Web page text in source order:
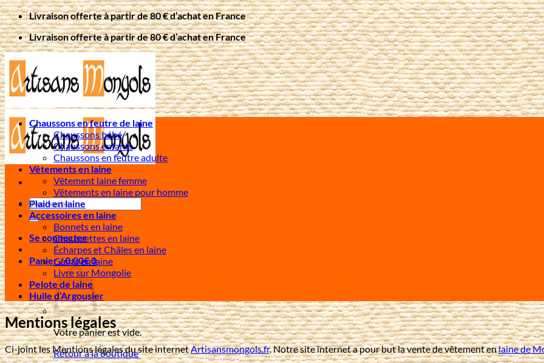
Passer
au
contenu
Livraison offerte à partir de 80 € d’achat en France
Livraison offerte à partir de 80 € d’achat en France
Recherche
pour :
Se connecter
Panier /0,00€0
Votre panier est vide.
Retour à la boutique
Chaussons en feutre de laine
Chaussons bébé
Chaussons enfants
Chaussons en feutre adulte
Vêtements en laine
Vêtement laine femme
Vêtements en laine pour homme
Plaid en laine
Accessoires en laine
Bonnets en laine
Chaussettes en laine
Écharpes et Châles en laine
Gants en laine
Livre sur Mongolie
Pelote de laine
Huile d’Argousier
Mentions légales
Ci-joint les Mentions légales du site internetArtisansmongols.fr. Notre site internet a pour but la vente de vêtement enlaine de